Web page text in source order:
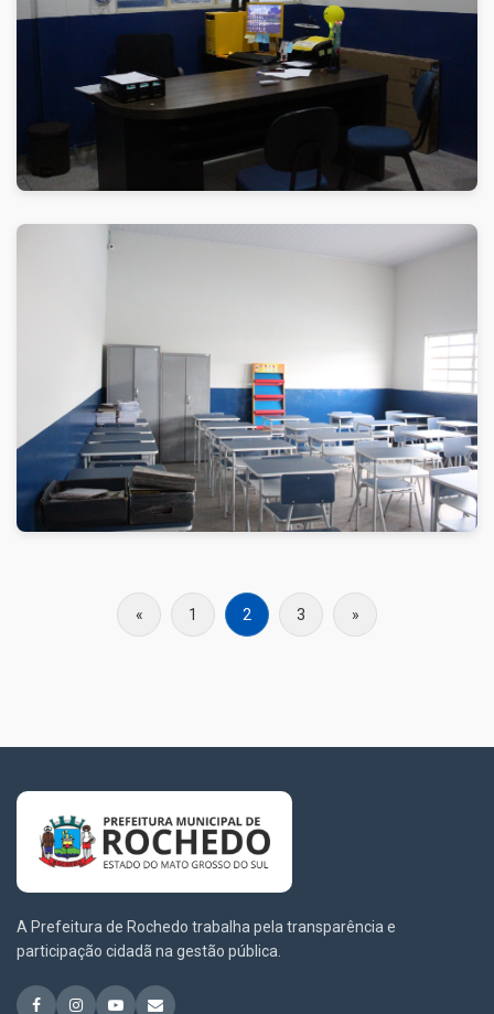
« 1 2 3 »
A Prefeitura de Rochedo trabalha pela transparência e
participação cidadã na gestão pública.